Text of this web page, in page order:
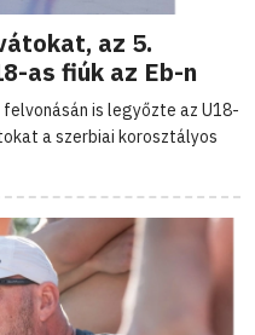
az 5.
as fiúk az Eb-n
is legyőzte az U18-
a szerbiai korosztályos